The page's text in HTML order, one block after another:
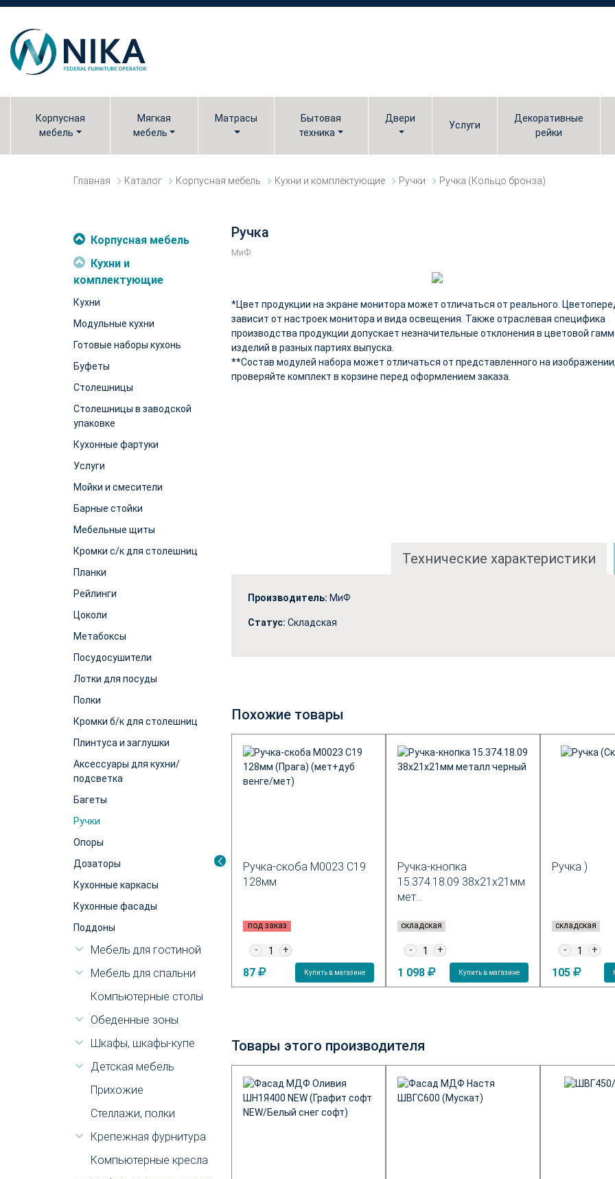
Корпусная
мебель
Мягкая
мебель
Матрасы
Бытовая
техника
Двери
Услуги
Декоративные
рейки
Главная Каталог Корпусная мебель Кухни и комплектующие Ручки Ручка (Кольцо бронза)
Корпусная мебель
Кухни и
комплектующие
Кухни
Модульные кухни
Готовые наборы кухонь
Буфеты
Столешницы
Столешницы в заводской
упаковке
Кухонные фартуки
Услуги
Мойки и смесители
Барные стойки
Мебельные щиты
Кромки с/к для столешниц
Планки
Рейлинги
Цоколи
Метабоксы
Посудосушители
Лотки для посуды
Полки
Кромки б/к для столешниц
Плинтуса и заглушки
Аксессуары для кухни/
подсветка
Багеты
Ручки
Опоры
Дозаторы
Кухонные каркасы
Кухонные фасады
Поддоны
Мебель для гостиной
Мебель для спальни
Компьютерные столы
Обеденные зоны
Шкафы, шкафы-купе
Детская мебель
Прихожие
Стеллажи, полки
Крепежная фурнитура
Компьютерные кресла
Ручка
МиФ
*Цвет продукции на экране монитора может отличаться от реального.
зависит от настроек монитора и вида освещения. Также отраслевая специфика
производства продукции допускает незначительные отклонения в цветовой
изделий в разных партиях выпуска.
**Состав модулей набора может отличаться от представленного на изображении,
проверяйте комплект в корзине перед оформлением заказа.
Технические характеристики
Производитель: МиФ
Статус: Складская
Похожие товары
Ручка-скоба М0029 С15
128мм
под заказ
- +
81 Купить в магазине
Ручка-скоба М0023 С19
128мм
под заказ
- +
87 Купить в магазине
Ручка-кнопка
15.374.18.09 38х21х21мм
мет...
складская
- +
1 098 Купить в магазине
Ручка )
складская
- +
105
Товары этого производителя